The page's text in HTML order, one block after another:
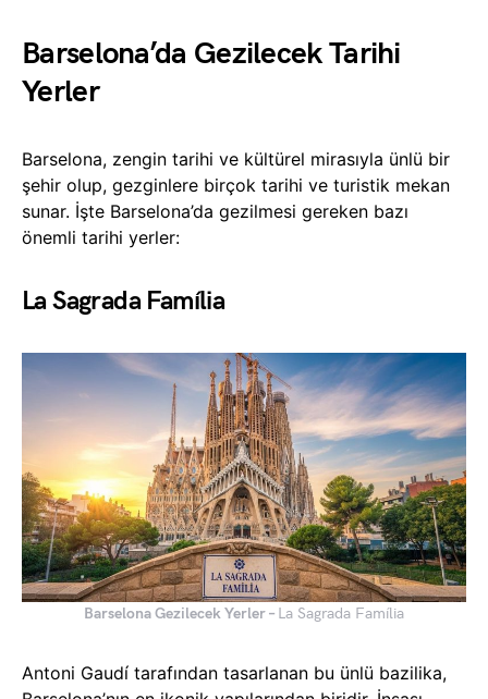
Barselona’da Gezilecek Tarihi
Yerler
Barselona, zengin tarihi ve kültürel mirasıyla ünlü bir
şehir olup, gezginlere birçok tarihi ve turistik mekan
sunar. İşte Barselona’da gezilmesi gereken bazı
önemli tarihi yerler:
La Sagrada Família
Barselona Gezilecek Yerler – La Sagrada Família
Antoni Gaudí tarafından tasarlanan bu ünlü bazilika,